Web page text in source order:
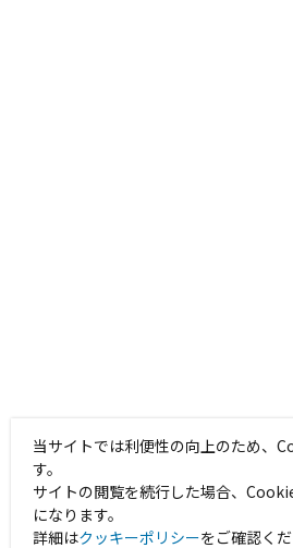
当サイトでは利便性の向上のため、
す。
サイトの閲覧を続行した場合、
になります。
詳細はクッキーポリシーをご確認くだ